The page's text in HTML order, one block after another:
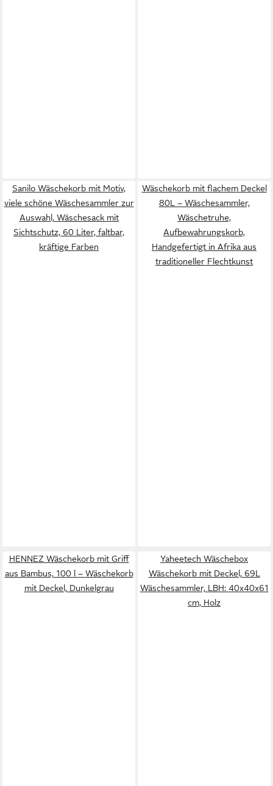
Sanilo Wäschekorb mit Motiv,
viele schöne Wäschesammler zur
Auswahl, Wäschesack mit
Sichtschutz, 60 Liter, faltbar,
kräftige Farben
Wäschekorb mit flachem Deckel
80L – Wäschesammler,
Wäschetruhe,
Aufbewahrungskorb,
Handgefertigt in Afrika aus
traditioneller Flechtkunst
HENNEZ Wäschekorb mit Griff
aus Bambus, 100 l – Wäschekorb
mit Deckel, Dunkelgrau
Yaheetech Wäschebox
Wäschekorb mit Deckel, 69L
Wäschesammler, LBH: 40x40x61
cm, Holz